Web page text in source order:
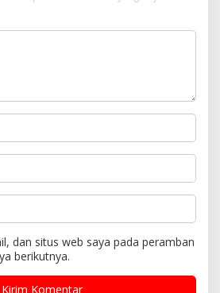
dan situs web saya pada peramban
berikutnya.